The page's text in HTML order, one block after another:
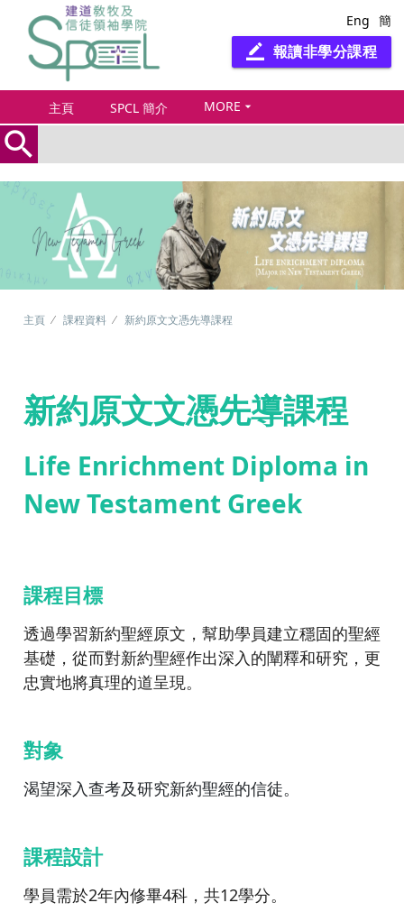
Eng 簡
border_color 報讀非學分課程
主頁 SPCL 簡介 MORE arrow_drop_down
search
主頁 課程資料 新約原文文憑先導課程
新約原文文憑先導課程
Life Enrichment Diploma in
New Testament Greek
課程目標
透過學習新約聖經原文，幫助學員建立穩固的聖經
基礎，從而對新約聖經作出深入的闡釋和研究，更
忠實地將真理的道呈現。
對象
渴望深入查考及研究新約聖經的信徒。
課程設計
學員需於2年內修畢4科，共12學分。